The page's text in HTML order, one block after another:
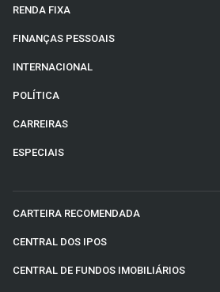
RENDA FIXA
FINANÇAS PESSOAIS
INTERNACIONAL
POLÍTICA
CARREIRAS
ESPECIAIS
CARTEIRA RECOMENDADA
CENTRAL DOS IPOS
CENTRAL DE FUNDOS IMOBILIÁRIOS